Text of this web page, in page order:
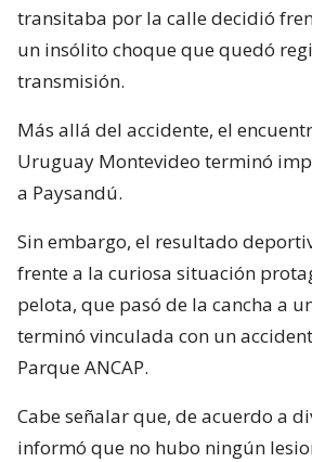
transitaba por la calle decidió
un insólito choque que quedó
transmisión.
Más allá del accidente, el
Uruguay Montevideo terminó
a Paysandú.
Sin embargo, el resultado
frente a la curiosa situación
pelota, que pasó de la cancha a
terminó vinculada con un
Parque ANCAP.
Cabe señalar que, de acuerdo a
informó que no hubo ningún